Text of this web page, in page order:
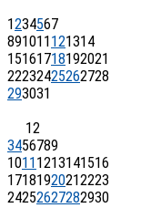
1234567
891011 121314
15161718192021
22232425262728
293031
12
3456789
1011 1213141516
17181920212223
24252627282930